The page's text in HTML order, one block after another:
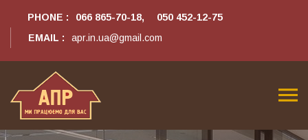
PHONE : 066 865-70-18,
050 452-12-75
EMAIL :
apr.in.ua@gmail.com